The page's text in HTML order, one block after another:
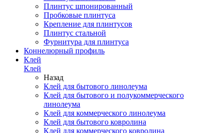
Плинтус шпонированный
Пробковые плинтуса
Крепление для плинтусов
Плинтус стальной
Фурнитура для плинтуса
Коннелюрный профиль
Клей
Клей
Назад
Клей для бытового линолеума
Клей для бытового и полукоммерческого
линолеума
Клей для коммерческого линолеума
Клей для бытового ковролина
Клей для коммерческого ковролина